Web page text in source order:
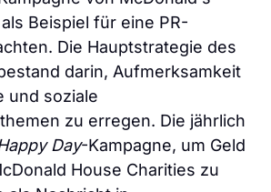
Beispiel für eine PR-
Die Hauptstrategie des
darin, Aufmerksamkeit
und soziale
zu erregen. Die jährlich
Day-Kampagne, um Geld
House Charities zu